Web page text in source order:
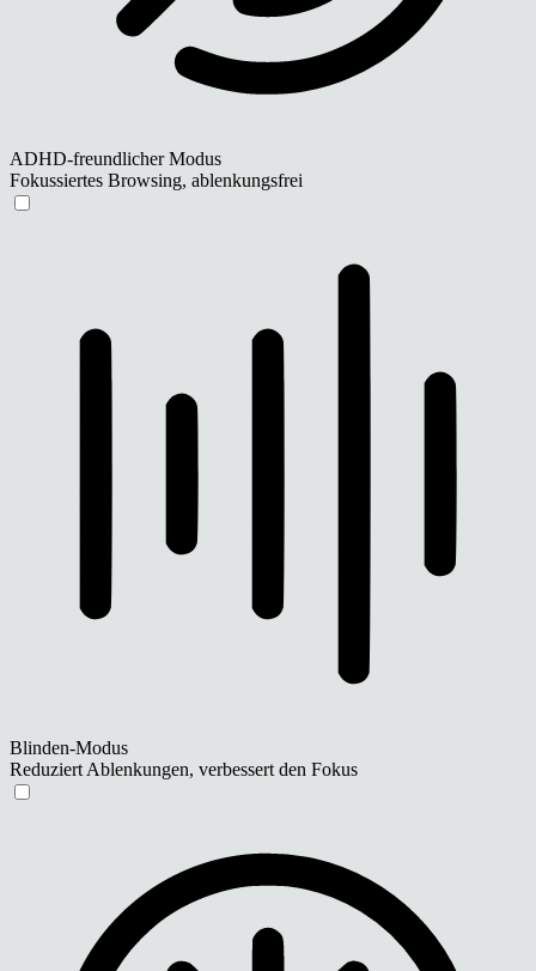
ADHD-freundlicher Modus
Fokussiertes Browsing, ablenkungsfrei
Blinden-Modus
Reduziert Ablenkungen, verbessert den Fokus